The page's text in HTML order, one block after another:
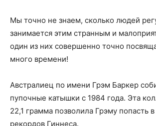
Мы точно не знаем, сколько людей
занимается этим странным и
один из них совершенно точно
много времени!
Австралиец по имени Грэм Баркер
пупочные катышки с 1984 года. Эта
22,1 грамма позволила Грэму попасть
рекордов Гиннеса.